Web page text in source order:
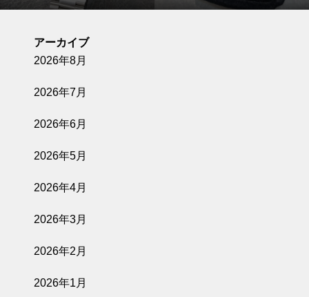
アーカイブ
2026年8月
2026年7月
2026年6月
2026年5月
2026年4月
2026年3月
2026年2月
2026年1月